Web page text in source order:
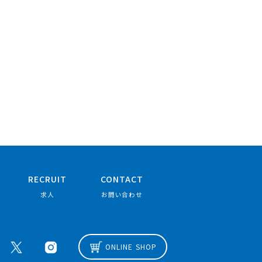
RECRUIT
求人
CONTACT
お問い合わせ
ONLINE SHOP